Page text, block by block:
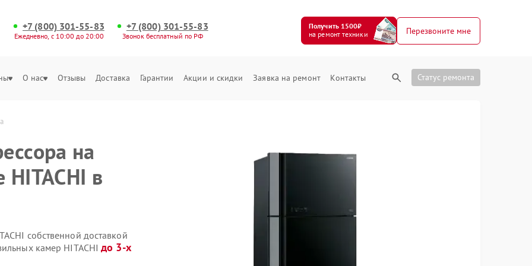
+7 (800) 301-55-83
Ежедневно, с 10:00 до 20:00
+7 (800) 301-55-83
Звонок бесплатный по РФ
Получить 1500₽
на ремонт техники
Перезвоните мне
О нас Отзывы Доставка Гарантии Акции и скидки Заявка на ремонт Контакты Статус ремонта
на
в
собственной доставкой
камер HITACHIдо 3-х